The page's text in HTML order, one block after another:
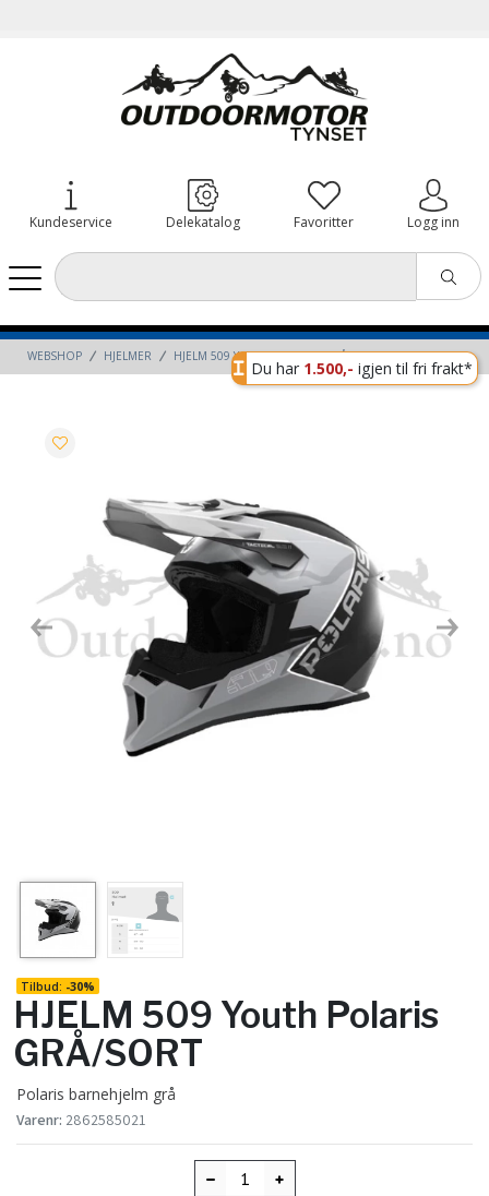
Kundeservice Delekatalog Favoritter Logg inn
WEBSHOP HJELMER HJELM 509 YOUTH POLARIS GRÅ/SORT
Du har 1.500,- igjen til fri frakt*
Previous Next
Tilbud: -30%
HJELM 509 Youth Polaris
GRÅ/SORT
Polaris barnehjelm grå
Varenr: 2862585021